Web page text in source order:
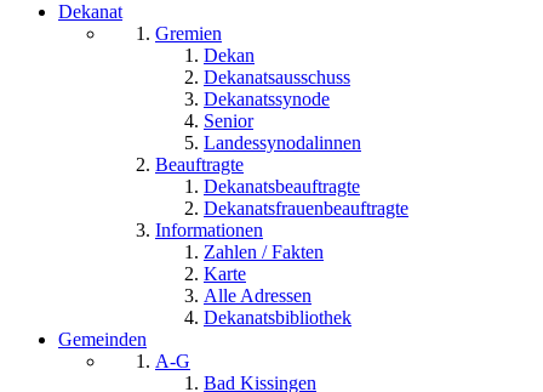
Dekanat
Gremien
Dekan
Dekanatsausschuss
Dekanatssynode
Senior
Landessynodalinnen
Beauftragte
Dekanatsbeauftragte
Dekanatsfrauenbeauftragte
Informationen
Zahlen / Fakten
Karte
Alle Adressen
Dekanatsbibliothek
Gemeinden
A-G
Bad Kissingen